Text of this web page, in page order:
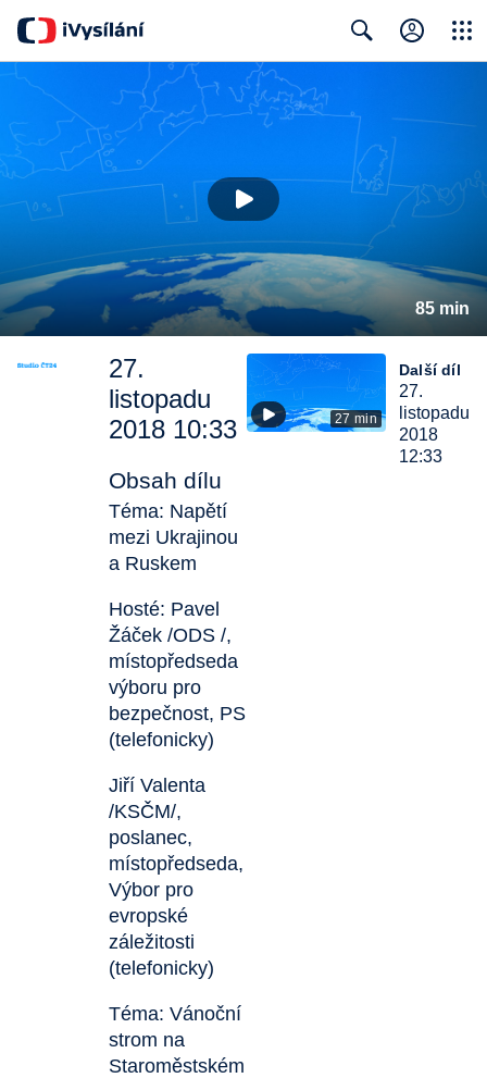
85 min
27.
listopadu
2018 10:33
Obsah dílu
Téma: Napětí
mezi Ukrajinou
a Ruskem
Hosté: Pavel
Žáček /ODS /,
místopředseda
výboru pro
bezpečnost, PS
(telefonicky)
Jiří Valenta
/KSČM/,
poslanec,
místopředseda,
Výbor pro
evropské
záležitosti
(telefonicky)
Téma: Vánoční
strom na
Staroměstském
27 min
Další díl
27.
listopadu
2018
12:33